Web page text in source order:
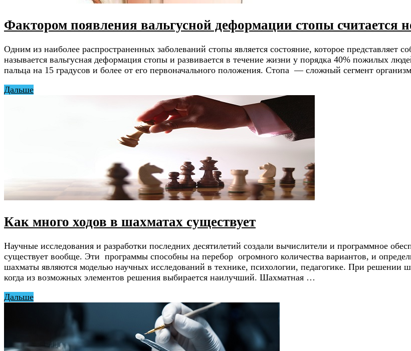
Фактором появления вальгусной деформации стопы считается
Одним из наиболее распространенных заболеваний стопы является состояние, которое представляет
называется вальгусная деформация стопы и развивается в течение жизни у порядка 40% пожилых
пальца на 15 градусов и более от его первоначального положения. Стопа — сложный сегмент
Дальше
Как много ходов в шахматах существует
Научные исследования и разработки последних десятилетий создали вычислители и программное
существует вообще. Эти программы способны на перебор огромного количества вариантов, и
шахматы являются моделью научных исследований в технике, психологии, педагогике. При решении
когда из возможных элементов решения выбирается наилучший. Шахматная …
Дальше